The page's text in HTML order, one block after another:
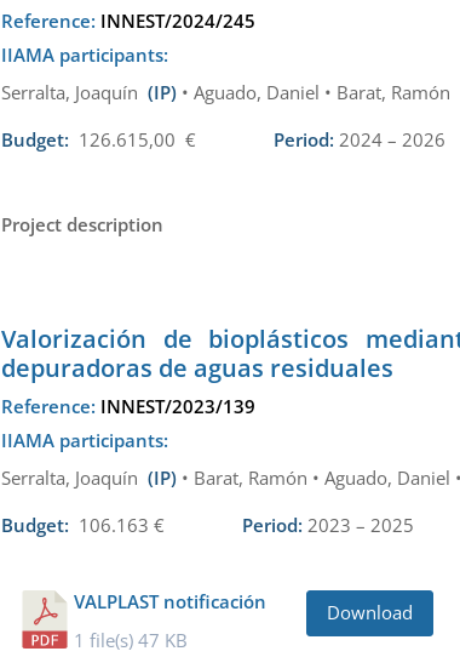
Reference: INNEST/2024/245
IIAMA participants:
Serralta, Joaquín (IP)• Aguado, Daniel • Barat, Ramón
Budget: 126.615,00 € Period: 2024 – 2026
Project description
Valorización de bioplásticos
depuradoras de aguas residuales
Reference: INNEST/2023/139
IIAMA participants:
Serralta, Joaquín (IP)• Barat, Ramón • Aguado, Daniel
Budget: 106.163 € Period: 2023 – 2025
VALPLAST notificación
1 file(s) 47 KB
Download